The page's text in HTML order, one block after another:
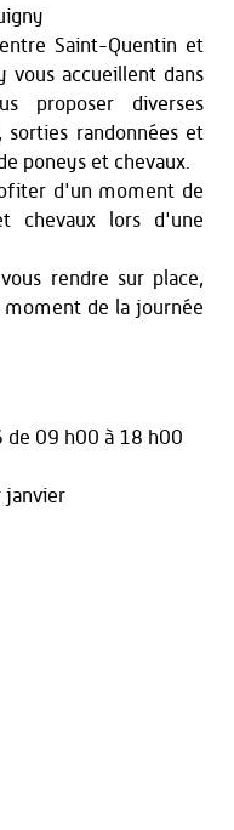
Saint-Quentin et
vous accueillent dans
proposer diverses
sorties randonnées et
poneys et chevaux.
d'un moment de
chevaux lors d'une
rendre sur place,
moment de la journée
de 09 h00 à 18 h00
janvier